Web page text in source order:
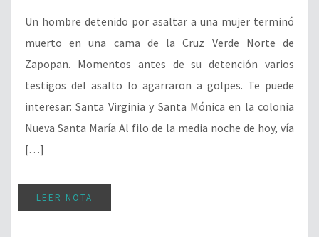
Un hombre detenido por asaltar a una mujer terminó
muerto en una cama de la Cruz Verde Norte de
Zapopan. Momentos antes de su detención varios
testigos del asalto lo agarraron a golpes. Te puede
interesar: Santa Virginia y Santa Mónica en la colonia
Nueva Santa María Al filo de la media noche de hoy, vía
[…]
LEER NOTA